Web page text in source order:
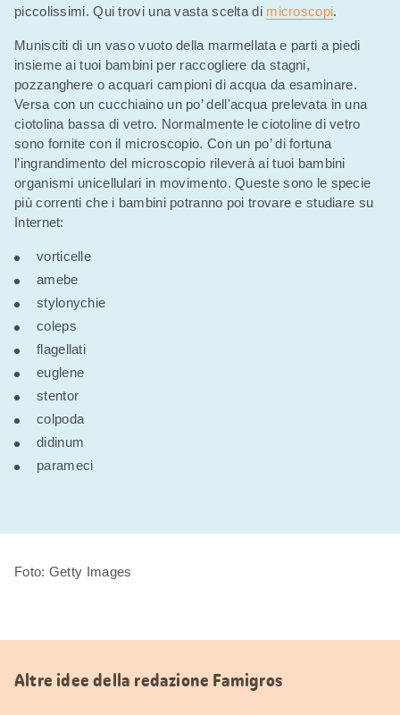
piccolissimi. Qui trovi una vasta scelta di microscopi.
Munisciti di un vaso vuoto della marmellata e parti a piedi
insieme ai tuoi bambini per raccogliere da stagni,
pozzanghere o acquari campioni di acqua da esaminare.
Versa con un cucchiaino un po’ dell'acqua prelevata in una
ciotolina bassa di vetro. Normalmente le ciotoline di vetro
sono fornite con il microscopio. Con un po’ di fortuna
l’ingrandimento del microscopio rileverà ai tuoi bambini
organismi unicellulari in movimento. Queste sono le specie
più correnti che i bambini potranno poi trovare e studiare su
Internet:
vorticelle
amebe
stylonychie
coleps
flagellati
euglene
stentor
colpoda
didinum
parameci
Foto: Getty Images
Altre idee della redazione Famigros